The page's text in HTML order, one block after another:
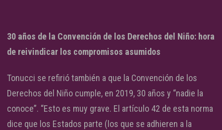
30 años de la Convención de los Derechos del Niño: hora
de reivindicar los compromisos asumidos
Tonucci se refirió también a que la Convención de los
Derechos del Niño cumple, en 2019, 30 años y “nadie la
conoce”. “Esto es muy grave. El artículo 42 de esta norma
dice que los Estados parte (los que se adhieren a la